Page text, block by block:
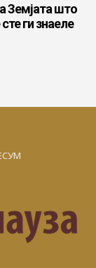
Земјата што
ги знаеле